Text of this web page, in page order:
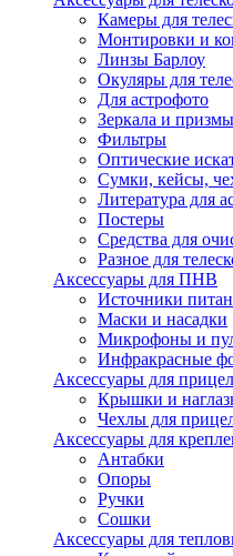
Камеры для
Монтировки и
Линзы Барлоу
Окуляры для
Для астрофото
Зеркала и призмы
Фильтры
Оптические
Сумки, кейсы,
Литература для
Постеры
Средства для
Разное для
Аксессуары для ПНВ
Источники
Маски и насадки
Микрофоны и
Инфракрасные
Аксессуары для
Крышки и
Чехлы для
Аксессуары для
Антабки
Опоры
Ручки
Сошки
Аксессуары для